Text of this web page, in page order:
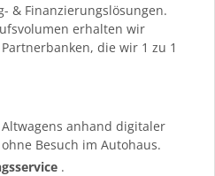
& Finanzierungslösungen.
erhalten wir
die wir 1 zu 1
anhand digitaler
Besuch im Autohaus.
.